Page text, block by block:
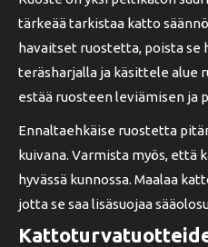
tärkeää tarkistaa katto
havaitset ruostetta, poista se
teräsharjalla ja käsittele alue
estää ruosteen leviämisen ja
Ennaltaehkäise ruostetta
kuivana. Varmista myös, että
hyvässä kunnossa. Maalaa
jotta se saa lisäsuojaa